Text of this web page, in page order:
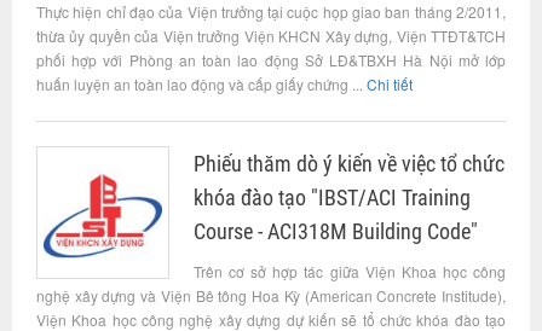
Thực hiện chỉ đạo của Viện trưởng tại cuộc họp giao ban tháng 2/2011,
thừa ủy quyền của Viện trưởng Viện KHCN Xây dựng, Viện TTĐT&TCH
phối hợp với Phòng an toàn lao động Sở LĐ&TBXH Hà Nội mở lớp
huấn luyện an toàn lao động và cấp giấy chứng ... Chi tiết
Phiếu thăm dò ý kiến về việc tổ chức
khóa đào tạo "IBST/ACI Training
Course - ACI318M Building Code"
Trên cơ sở hợp tác giữa Viện Khoa học công
nghệ xây dựng và Viện Bê tông Hoa Kỳ (American Concrete Institude),
Viện Khoa học công nghệ xây dựng dự kiến sẽ tổ chức khóa đào tạo